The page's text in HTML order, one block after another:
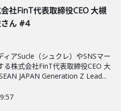
社FinT代表取締役CEO 大槻
ん #4
ィアSucle（シュクレ）やSNSマー
る株式会社FinT代表取締役CEO 大
JAPAN Generation Z Lead...